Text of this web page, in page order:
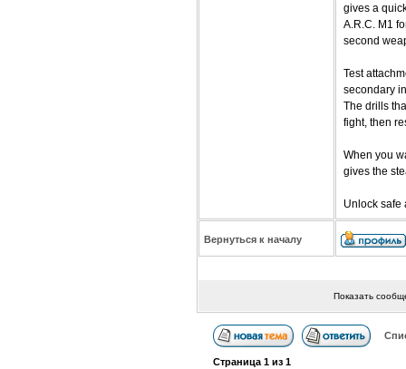
gives a
A.R.C. M1
second
Test
secondary
The drills
fight, then
When you
gives the
Unlock safe
Вернуться к началу
Показать
Страница 1из 1